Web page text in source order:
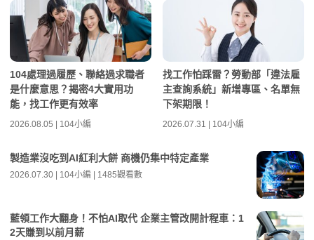
104處理過履歷、聯絡過求職者
是什麼意思？揭密4大實用功
能，找工作更有效率
2026.08.05 | 104小編
找工作怕踩雷？勞動部「違法雇
主查詢系統」新增專區、名單無
下架期限！
2026.07.31 | 104小編
製造業沒吃到AI紅利大餅 商機仍集中特定產業
2026.07.30 | 104小編 | 1485觀看數
藍領工作大翻身！不怕AI取代 企業主管改開計程車：1
2天賺到以前月薪